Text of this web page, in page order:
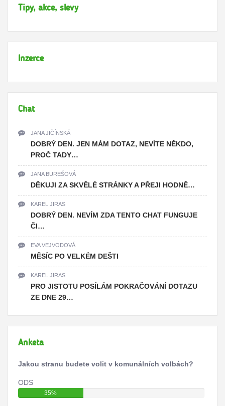
Tipy, akce, slevy
Inzerce
Chat
JANA JIČÍNSKÁ
DOBRÝ DEN. JEN MÁM DOTAZ, NEVÍTE NĚKDO,
PROČ TADY…
JANA BUREŠOVÁ
DĚKUJI ZA SKVĚLÉ STRÁNKY A PŘEJI HODNĚ…
KAREL JIRAS
DOBRÝ DEN. NEVÍM ZDA TENTO CHAT FUNGUJE
ČI…
EVA VEJVODOVÁ
MĚSÍC PO VELKÉM DEŠTI
KAREL JIRAS
PRO JISTOTU POSÍLÁM POKRAČOVÁNÍ DOTAZU
ZE DNE 29…
Anketa
Jakou stranu budete volit v komunálních volbách?
ODS
35%